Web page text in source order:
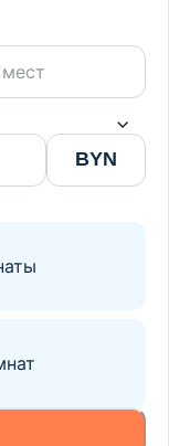
BYN